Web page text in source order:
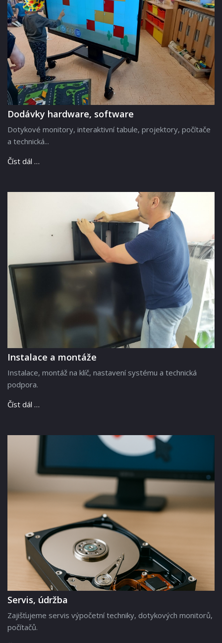
Dodávky hardware, software
Dotykové monitory, interaktivní tabule, projektory, počítače
a technická...
Číst dál …
Instalace a montáže
Instalace, montáž na klíč, nastavení systému a technická
podpora.
Číst dál …
Servis, údržba
Zajišťujeme servis výpočetní techniky, dotykových monitorů,
počítačů.